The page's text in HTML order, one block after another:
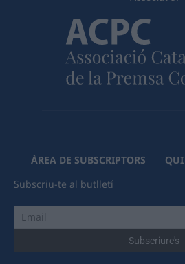
ÀREA DE SUBSCRIPTORS
Subscriu-te al butlletí